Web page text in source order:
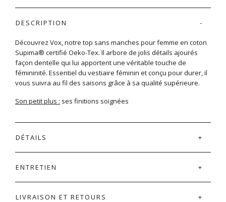
DESCRIPTION
Découvrez Vox, notre top sans manches pour femme en coton
Supima® certifié Oeko-Tex. Il arbore de jolis détails ajourés
façon dentelle qui lui apportent une véritable touche de
fémininité. Essentiel du vestiaire féminin et conçu pour durer, il
vous suivra au fil des saisons grâce à sa qualité supérieure.
Son petit plus : ses finitions soignées
DÉTAILS
ENTRETIEN
LIVRAISON ET RETOURS